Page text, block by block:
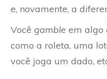
e, novamente, a
Você gamble em algo
como a roleta, uma
você joga um dado,